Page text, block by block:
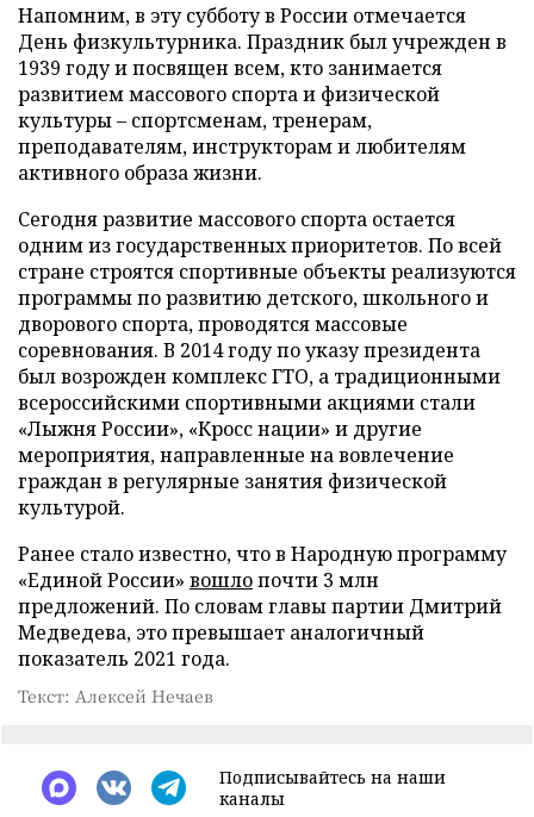
Напомним, в эту субботу в России отмечается
День физкультурника. Праздник был учрежден в
1939 году и посвящен всем, кто занимается
развитием массового спорта и физической
культуры – спортсменам, тренерам,
преподавателям, инструкторам и любителям
активного образа жизни.
Сегодня развитие массового спорта остается
одним из государственных приоритетов. По всей
стране строятся спортивные объекты реализуются
программы по развитию детского, школьного и
дворового спорта, проводятся массовые
соревнования. В 2014 году по указу президента
был возрожден комплекс ГТО, а традиционными
всероссийскими спортивными акциями стали
«Лыжня России», «Кросс нации» и другие
мероприятия, направленные на вовлечение
граждан в регулярные занятия физической
культурой.
Ранее стало известно, что в Народную программу
«Единой России» вошлопочти 3 млн
предложений. По словам главы партии Дмитрий
Медведева, это превышает аналогичный
показатель 2021 года.
Текст: Алексей Нечаев
Подписывайтесь на наши
каналы